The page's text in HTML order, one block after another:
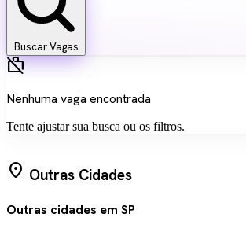
Buscar Vagas
work_off
Nenhuma vaga encontrada
Tente ajustar sua busca ou os filtros.
location_on Outras Cidades
Outras cidades em SP